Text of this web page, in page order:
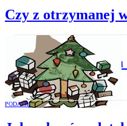
Czy z otrzymanej
PODATKI
Impreza
PODATKI